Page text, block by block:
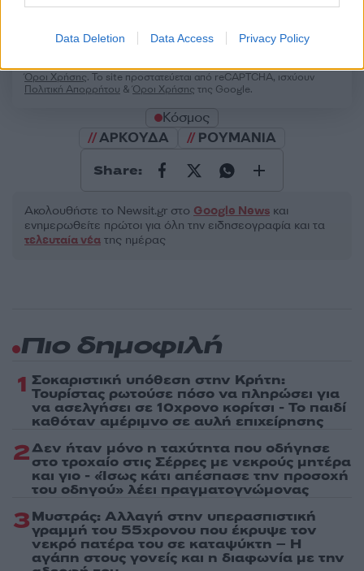
Data Deletion Data Access Privacy Policy
2000 /2000
Υποβολή σχολίου
Όροι Χρήσης. Το site προστατεύεται από reCAPTCHA, ισχύουν
Πολιτική Απορρήτου &Όροι Χρήσης της Google.
Κόσμος
ΑΡΚΟΥΔΑ
ΡΟΥΜΑΝΙΑ
Share:
Ακολουθήστε το Νewsit.gr στο Google News και
ενημερωθείτε πρώτοι για όλη την ειδησεογραφία και τα
τελευταία νέα της ημέρας
Πιο δημοφιλή
1 Σοκαριστική υπόθεση στην Κρήτη:
Τουρίστας ρωτούσε πόσο να πληρώσει για
να ασελγήσει σε 10χρονο κορίτσι - Το παιδί
καθόταν αμέριμνο σε αυλή επιχείρησης
2Δεν ήταν μόνο η ταχύτητα που οδήγησε
στο τροχαίο στις Σέρρες με νεκρούς μητέρα
και γιο - «Ίσως κάτι απέσπασε την προσοχή
του οδηγού» λέει πραγματογνώμονας
3Μυστράς: Αλλαγή στην υπερασπιστική
γραμμή του 55χρονου που έκρυψε τον
νεκρό πατέρα του σε καταψύκτη – Η
αγάπη στους γονείς και η διαφωνία με την